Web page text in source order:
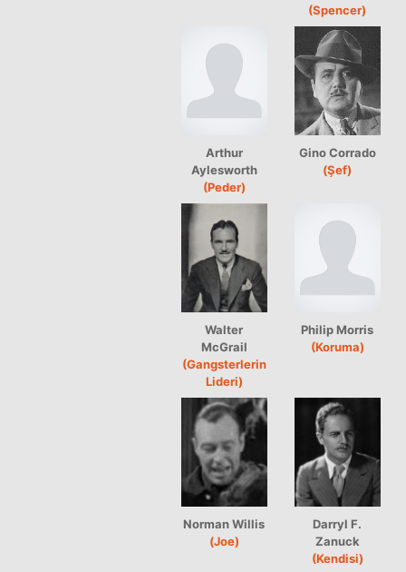
(Spencer)
Arthur
Aylesworth
(Peder)
Gino Corrado
(Şef)
Walter
McGrail
(Gangsterlerin
Lideri)
Philip Morris
(Koruma)
Norman Willis
(Joe)
Darryl F.
Zanuck
(Kendisi)